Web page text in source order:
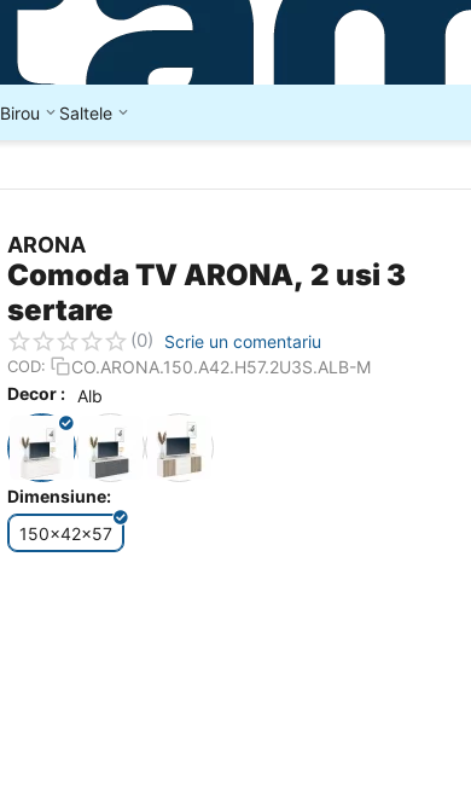
Birou Saltele
ARONA
Comoda TV ARONA, 2 usi 3
sertare
(0) Scrie un comentariu
COD:
CO.ARONA.150.A42.H57.2U3S.ALB-M
Decor : Alb
Dimensiune:
150x42x57